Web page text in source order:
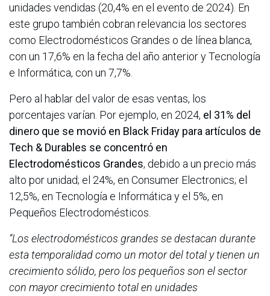
unidades vendidas (20,4% en el evento de 2024). En
este grupo también cobran relevancia los sectores
como Electrodomésticos Grandes o de línea blanca,
con un 17,6% en la fecha del año anterior y Tecnología
e Informática, con un 7,7%.
Pero al hablar del valor de esas ventas, los
porcentajes varían. Por ejemplo, en 2024, el 31% del
dinero que se movió en Black Friday para artículos de
Tech & Durables se concentró en
Electrodomésticos Grandes, debido a un precio más
alto por unidad; el 24%, en Consumer Electronics; el
12,5%, en Tecnología e Informática y el 5%, en
Pequeños Electrodomésticos.
“Los electrodomésticos grandes se destacan durante
esta temporalidad como un motor del total y tienen un
crecimiento sólido, pero los pequeños son el sector
con mayor crecimiento total en unidades